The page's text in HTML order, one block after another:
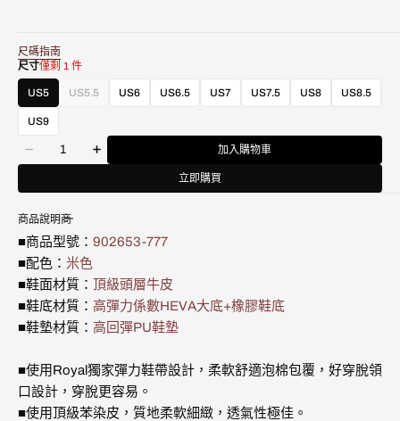
尺碼指南
尺寸僅剩 1 件
US5 US5.5
款
售
罄
不
US6 US6.5 US7 US7.5 US8 US8.5
US9
色
真
皮
時
尚
休
閒
鞋
902653-
777
的
數
增
真
尚
休
閒
鞋
902653-
777
的
數
加入購物車
立即購買
商品說明
■商品型號： 902653-777
■配色： 米色
■鞋面材質：
頂級頭層牛皮
■鞋底材質： 高彈力係數HEVA大底+橡膠鞋底
■鞋墊材質： 高回彈PU鞋墊
■使用Royal獨家彈力鞋帶設計，柔軟舒適泡棉包覆，好穿脫領
口設計，穿脫更容易。
■使用頂級苯染皮，質地柔軟細緻，透氣性極佳。